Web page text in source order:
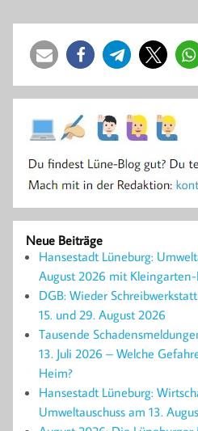
Neue Beiträge
Hansestadt Lüneburg:
August 2026 mit
DGB: Wieder
15. und 29. August 2026
Tausende
13. Juli 2026 – Welche
Heim?
Hansestadt Lüneburg:
Umweltauschuss am 13.